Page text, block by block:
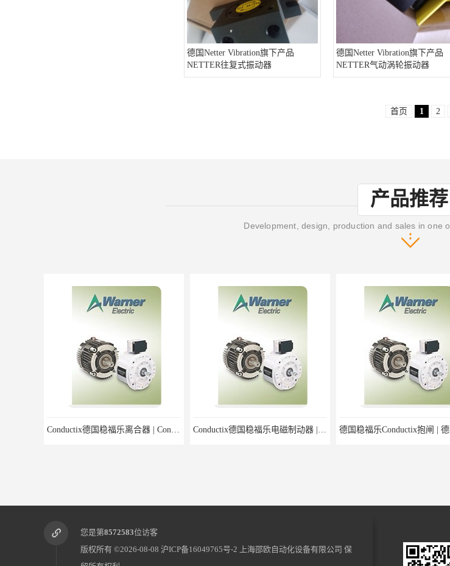
德国Netter Vibration旗下产品
NETTER往复式振动器
德国Netter Vibration旗下产品
NETTER气动涡轮振动器
首页 1 2
产品推荐
Development, design, production and sales in one
Conductix德国稳福乐离合器 | Conductix德国稳福乐产品特卖 Conductix德国稳福乐电磁制动器 | Conductix德国稳福乐廉价特卖
您是第8572583位访客
版权所有 ©2026-08-08 沪ICP备16049765号-2 上海邵欧自动化设备有限公司 保